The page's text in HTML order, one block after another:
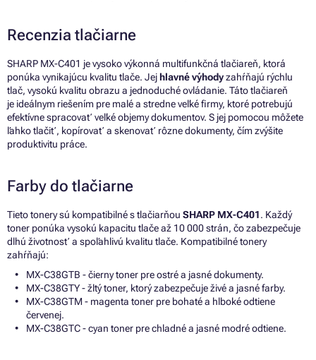
Recenzia tlačiarne
SHARP MX-C401 je vysoko výkonná multifunkčná tlačiareň, ktorá
ponúka vynikajúcu kvalitu tlače. Jej hlavné výhodyzahŕňajú rýchlu
tlač, vysokú kvalitu obrazu a jednoduché ovládanie. Táto tlačiareň
je ideálnym riešením pre malé a stredne veľké firmy, ktoré potrebujú
efektívne spracovať veľké objemy dokumentov. S jej pomocou môžete
ľahko tlačiť, kopírovať a skenovať rôzne dokumenty, čím zvýšite
produktivitu práce.
Farby do tlačiarne
Tieto tonery sú kompatibilné s tlačiarňou SHARP MX-C401. Každý
toner ponúka vysokú kapacitu tlače až 10 000 strán, čo zabezpečuje
dlhú životnosť a spoľahlivú kvalitu tlače. Kompatibilné tonery
zahŕňajú:
MX-C38GTB - čierny toner pre ostré a jasné dokumenty.
MX-C38GTY - žltý toner, ktorý zabezpečuje živé a jasné farby.
MX-C38GTM - magenta toner pre bohaté a hlboké odtiene
červenej.
MX-C38GTC - cyan toner pre chladné a jasné modré odtiene.